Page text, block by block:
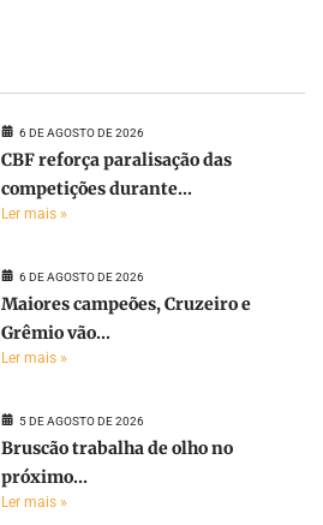
6 DE AGOSTO DE 2026
CBF reforça paralisação das
competições durante...
Ler mais »
6 DE AGOSTO DE 2026
Maiores campeões, Cruzeiro e
Grêmio vão...
Ler mais »
5 DE AGOSTO DE 2026
Bruscão trabalha de olho no
próximo...
Ler mais »